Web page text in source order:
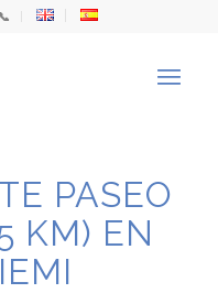
PASEO
KM) EN